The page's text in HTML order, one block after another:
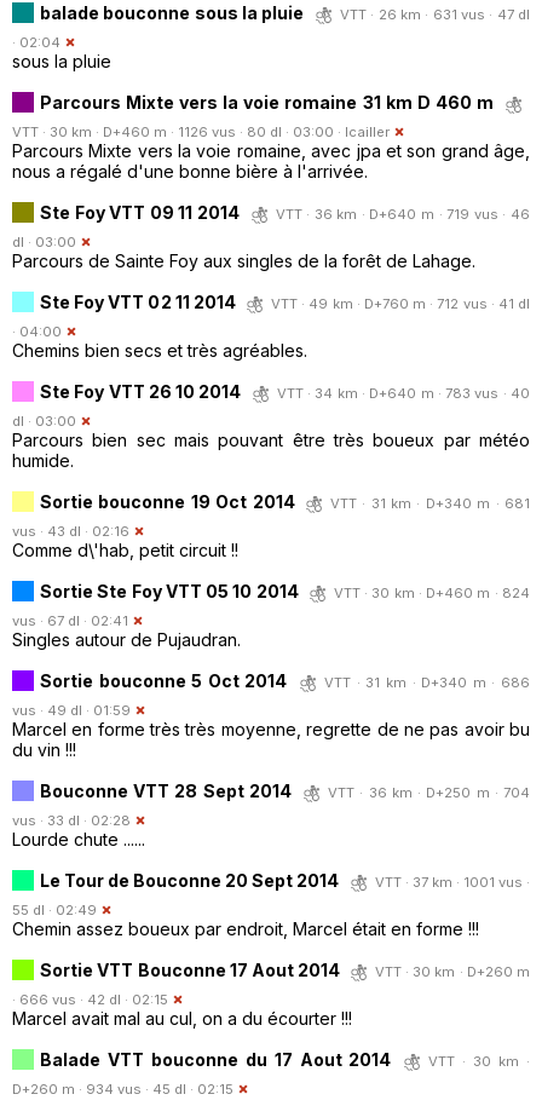
balade bouconne sous la pluie
VTT · 26 km · 631 vus · 47 dl
· 02:04
sous la pluie
Parcours Mixte vers la voie romaine 31 km D 460 m
VTT · 30 km · D+460 m · 1126 vus · 80 dl · 03:00 · lcailler
Parcours Mixte vers la voie romaine, avec jpa et son grand âge,
nous a régalé d'une bonne bière à l'arrivée.
Ste Foy VTT 09 11 2014
VTT · 36 km · D+640 m · 719 vus · 46
dl · 03:00
Parcours de Sainte Foy aux singles de la forêt de Lahage.
Ste Foy VTT 02 11 2014
VTT · 49 km · D+760 m · 712 vus · 41 dl
· 04:00
Chemins bien secs et très agréables.
Ste Foy VTT 26 10 2014
VTT · 34 km · D+640 m · 783 vus · 40
dl · 03:00
Parcours bien sec mais pouvant être très boueux par météo
humide.
Sortie bouconne 19 Oct 2014
VTT · 31 km · D+340 m · 681
vus · 43 dl · 02:16
Comme d\'hab, petit circuit !!
Sortie Ste Foy VTT 05 10 2014
VTT · 30 km · D+460 m · 824
vus · 67 dl · 02:41
Singles autour de Pujaudran.
Sortie bouconne 5 Oct 2014
VTT · 31 km · D+340 m · 686
vus · 49 dl · 01:59
Marcel en forme très très moyenne, regrette de ne pas avoir bu
du vin !!!
Bouconne VTT 28 Sept 2014
VTT · 36 km · D+250 m · 704
vus · 33 dl · 02:28
Lourde chute ......
Le Tour de Bouconne 20 Sept 2014
VTT · 37 km · 1001 vus ·
55 dl · 02:49
Chemin assez boueux par endroit, Marcel était en forme !!!
Sortie VTT Bouconne 17 Aout 2014
VTT · 30 km · D+260 m
· 666 vus · 42 dl · 02:15
Marcel avait mal au cul, on a du écourter !!!
Balade VTT bouconne du 17 Aout 2014
VTT · 30 km ·
D+260 m · 934 vus · 45 dl · 02:15